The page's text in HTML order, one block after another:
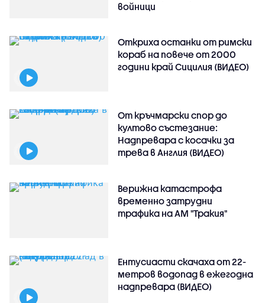
войници
Откриха останки от римски
кораб на повече от 2000
години край Сицилия (ВИДЕО)
От кръчмарски спор до
култово състезание:
Надпревара с косачки за
трева в Англия (ВИДЕО)
Верижна катастрофа
временно затрудни
трафика на АМ "Тракия"
Ентусиасти скачаха от 22-
метров водопад в ежегодна
надпревара (ВИДЕО)